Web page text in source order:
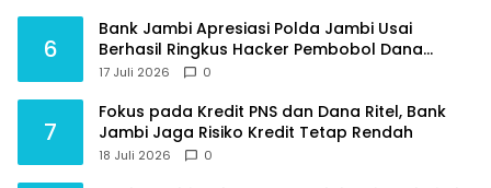
6
Bank Jambi Apresiasi Polda Jambi Usai
Berhasil Ringkus Hacker Pembobol Dana
Nasabah
17 Juli 2026 0
7
Fokus pada Kredit PNS dan Dana Ritel, Bank
Jambi Jaga Risiko Kredit Tetap Rendah
18 Juli 2026 0